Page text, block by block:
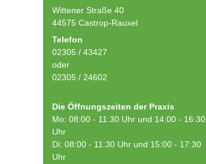
Wittener Straße 40
44575 Castrop-Rauxel
Telefon
02305 / 43427
oder
02305 / 24602
Die Öffnungszeiten der Praxis
Mo: 08:00 - 11:30 Uhr und 14:00 - 16:30
Uhr
Di: 08:00 - 11:30 Uhr und 15:00 - 17:30
Uhr